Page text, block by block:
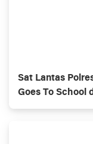
Sat Lantas
Goes To School